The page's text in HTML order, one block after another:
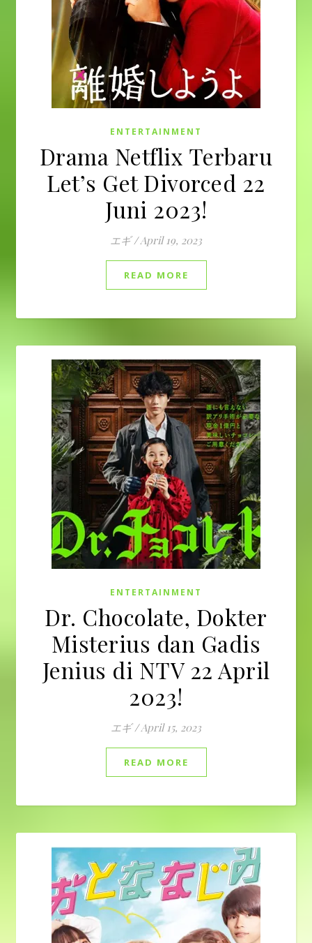
ENTERTAINMENT
Drama Netflix Terbaru
Let’s Get Divorced 22
Juni 2023!
エギ /April 19, 2023
READ MORE
ENTERTAINMENT
Dr. Chocolate, Dokter
Misterius dan Gadis
Jenius di NTV 22 April
2023!
エギ /April 15, 2023
READ MORE